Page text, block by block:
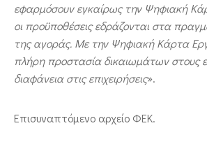
εφαρμόσουν εγκαίρως την Ψηφιακή
οι προϋποθέσεις εδράζονται στα
της αγοράς. Με την Ψηφιακή Κάρτα
πλήρη προστασία δικαιωμάτων στους
διαφάνεια στις επιχειρήσεις».
Επισυναπτόμενο αρχείο ΦΕΚ.